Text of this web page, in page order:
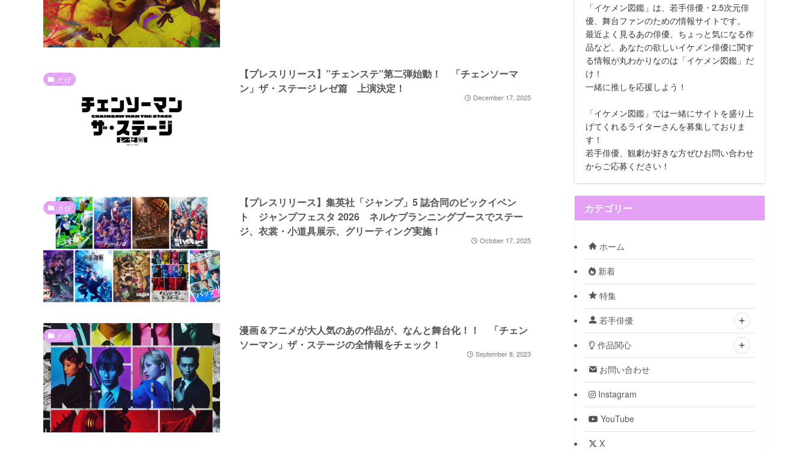
た行
【プレスリリース】”チェンステ”第二弾始動！ 「チェンソーマ
ン」ザ・ステージ レゼ篇 上演決定！
December 17, 2025
さ行
【プレスリリース】集英社「ジャンプ」5 誌合同のビックイベン
ト ジャンプフェスタ 2026 ネルケプランニングブースでステー
ジ、衣裳・小道具展示、グリーティング実施！
October 17, 2025
た行
漫画＆アニメが大人気のあの作品が、なんと舞台化！！ 「チェン
ソーマン」ザ・ステージの全情報をチェック！
September 8, 2023
「イケメン図鑑」は、若手俳優・2.5次元俳
優、舞台ファンのための情報サイトです。
最近よく見るあの俳優、ちょっと気になる作
品など、あなたの欲しいイケメン俳優に関す
る情報が丸わかりなのは「イケメン図鑑」だ
け！
一緒に推しを応援しよう！
「イケメン図鑑」では一緒にサイトを盛り上
げてくれるライターさんを募集しておりま
す！
若手俳優、観劇が好きな方ぜひお問い合わせ
からご応募ください！
カテゴリー
ホーム
新着
特集
若手俳優
作品関心
お問い合わせ
Instagram
YouTube
X